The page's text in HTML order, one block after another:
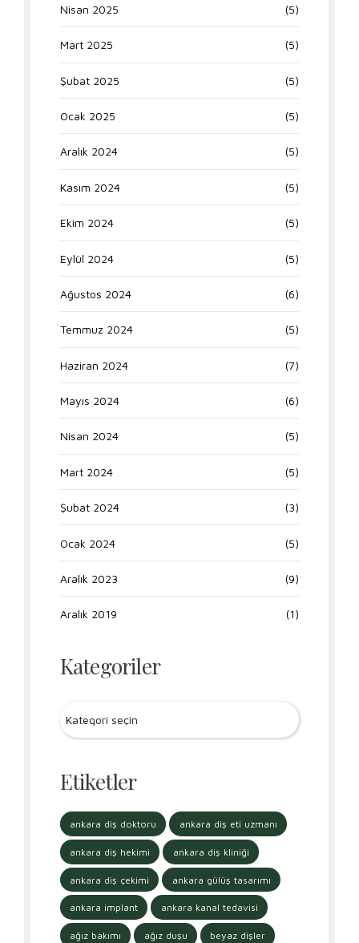
Nisan 2025 (5)
Mart 2025 (5)
Şubat 2025 (5)
Ocak 2025 (5)
Aralık 2024 (5)
Kasım 2024 (5)
Ekim 2024 (5)
Eylül 2024 (5)
Ağustos 2024 (6)
Temmuz 2024 (5)
Haziran 2024 (7)
Mayıs 2024 (6)
Nisan 2024 (5)
Mart 2024 (5)
Şubat 2024 (3)
Ocak 2024 (5)
Aralık 2023 (9)
Aralık 2019 (1)
Kategoriler
Etiketler
ankara diş doktoru ankara diş eti uzmanı
ankara diş hekimi ankara diş kliniği
ankara diş çekimi ankara gülüş tasarımı
ankara implant ankara kanal tedavisi
ağız bakımı ağız duşu beyaz dişler